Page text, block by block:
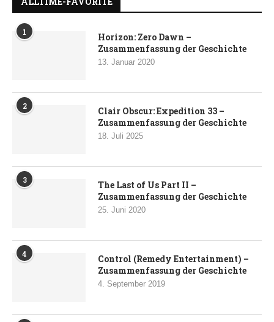
1
Horizon: Zero Dawn –
Zusammenfassung der Geschichte
13. Januar 2020
2
Clair Obscur: Expedition 33 –
Zusammenfassung der Geschichte
18. Juli 2025
3
The Last of Us Part II –
Zusammenfassung der Geschichte
25. Juni 2020
4
Control (Remedy Entertainment) –
Zusammenfassung der Geschichte
4. September 2019